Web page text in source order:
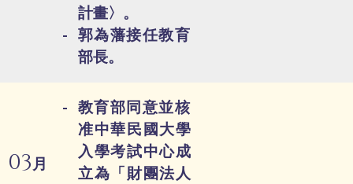
計畫〉。
郭為藩接任教育
部長。
03 月
教育部同意並核
准中華民國大學
入學考試中心成
立為「財團法人